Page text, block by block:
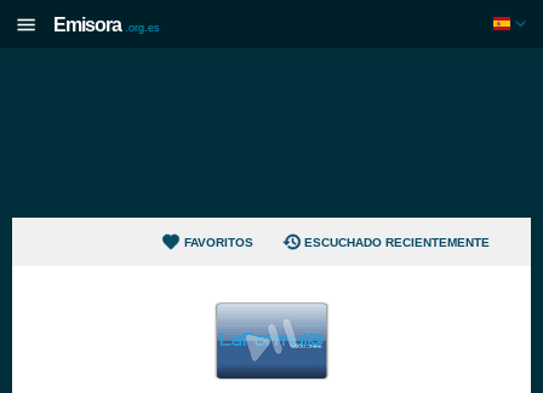
Emisora .org.es
FAVORITOS ESCUCHADO RECIENTEMENTE